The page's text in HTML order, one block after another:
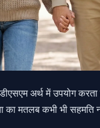
अर्थ में उपयोग
का मतलब कभी भी सहमति